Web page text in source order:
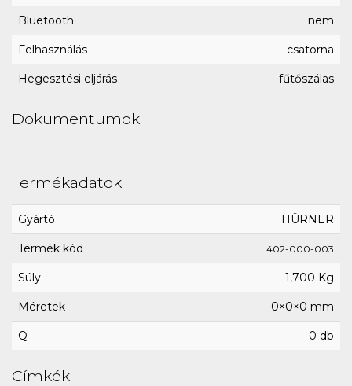
Bluetooth nem
Felhasználás csatorna
Hegesztési eljárás fűtőszálas
Dokumentumok
Termékadatok
Gyártó HÜRNER
Termék kód 402-000-003
Súly 1,700 Kg
Méretek 0×0×0 mm
Q 0 db
Címkék